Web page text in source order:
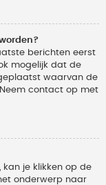
berichten eerst
mogelijk dat de
waarvan de
contact op met
je klikken op de
onderwerp naar